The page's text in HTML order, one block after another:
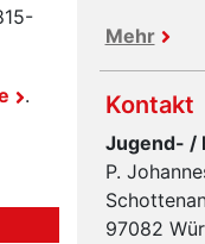
.
Mehr
Kontakt
Jugend- /
P.
97082